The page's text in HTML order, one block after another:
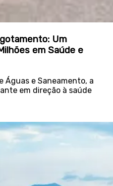
Um
em Saúde e
Águas e Saneamento, a
em direção à saúde